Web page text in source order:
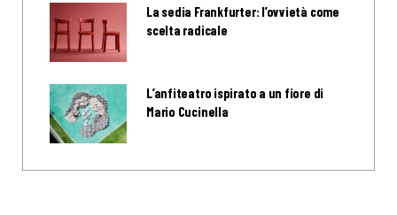
La sedia Frankfurter: l’ovvietà come
scelta radicale
L’anfiteatro ispirato a un fiore di
Mario Cucinella